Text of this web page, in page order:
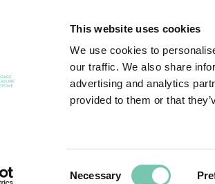
This website uses cookies
We use cookies to
our traffic. We also share
advertising and analytics
provided to them or that
Necessary
PRODUCTOS MEG